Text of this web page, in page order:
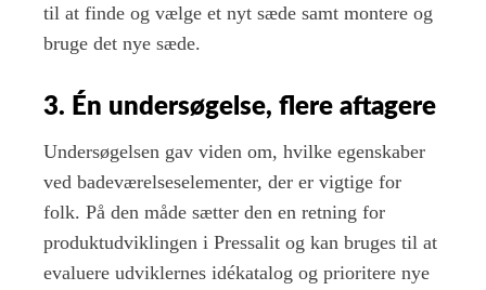
til at finde og vælge et nyt sæde samt montere og
bruge det nye sæde.
3. Én undersøgelse, flere aftagere
Undersøgelsen gav viden om, hvilke egenskaber
ved badeværelseselementer, der er vigtige for
folk. På den måde sætter den en retning for
produktudviklingen i Pressalit og kan bruges til at
evaluere udviklernes idékatalog og prioritere nye